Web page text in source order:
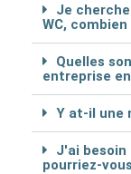
Je
WC,
Quelles
entreprise
Y at-il une
J'ai besoin
pourriez-